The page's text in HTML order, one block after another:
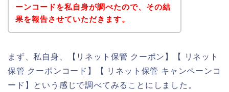
ーンコードを私自身が調べたので、その結
果を報告させていただきます。
まず、私自身、【リネット保管 クーポン】【 リネット
保管 クーポンコード】【 リネット保管 キャンペーンコ
ード】という感じで調べてみることにしました。